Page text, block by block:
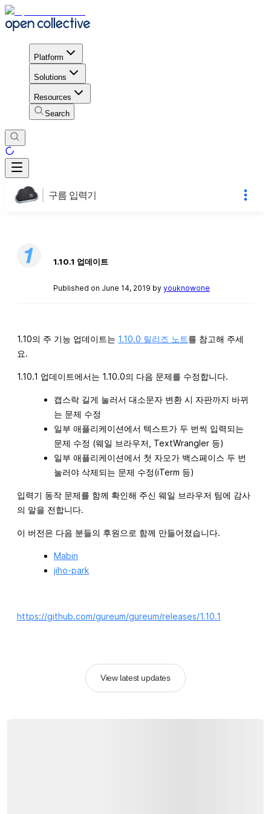
Platform
Solutions
Resources
Search
구름 입력기
1.10.1 업데이트
Published on June 14, 2019 by youknowone
1.10의 주 기능 업데이트는 1.10.0 릴리즈 노트를 참고해 주세
요.
1.10.1 업데이트에서는 1.10.0의 다음 문제를 수정합니다.
캡스락 길게 눌러서 대소문자 변환 시 자판까지 바뀌
는 문제 수정
일부 애플리케이션에서 텍스트가 두 번씩 입력되는
문제 수정 (웨일 브라우저, TextWrangler 등)
일부 애플리케이션에서 첫 자모가 백스페이스 두 번
눌러야 삭제되는 문제 수정(iTerm 등)
입력기 동작 문제를 함께 확인해 주신 웨일 브라우저 팀에 감사
의 말을 전합니다.
이 버전은 다음 분들의 후원으로 함께 만들어졌습니다.
Mabin
jiho-park
https://github.com/gureum/gureum/releases/1.10.1
View latest updates